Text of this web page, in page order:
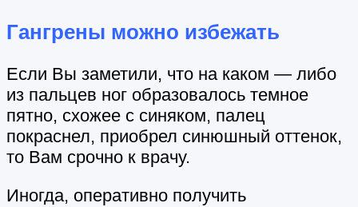
Гангрены можно избежать
Если Вы заметили, что на каком — либо
из пальцев ног образовалось темное
пятно, схожее с синяком, палец
покраснел, приобрел синюшный оттенок,
то Вам срочно к врачу.
Иногда, оперативно получить